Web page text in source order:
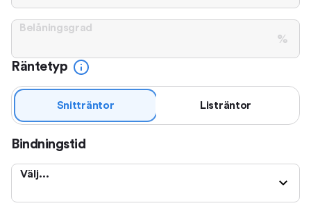
Räntetyp
Snitträntor Listräntor
Belåningsgrad
%
Bindningstid
Välj...